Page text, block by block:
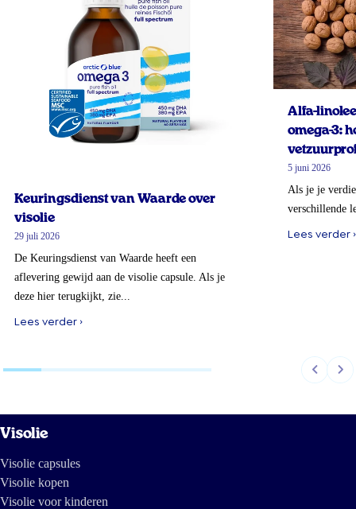
Keuringsdienst van Waarde over
visolie
29 juli 2026
De Keuringsdienst van Waarde heeft een
aflevering gewijd aan de visolie capsule. Als je
deze hier terugkijkt, zie...
Lees verder ›
Alfa-
omega-3:
5 juni 2026
Als je je
verschillende
Lees verder ›
Visolie
Visolie capsules
Visolie kopen
Visolie voor kinderen